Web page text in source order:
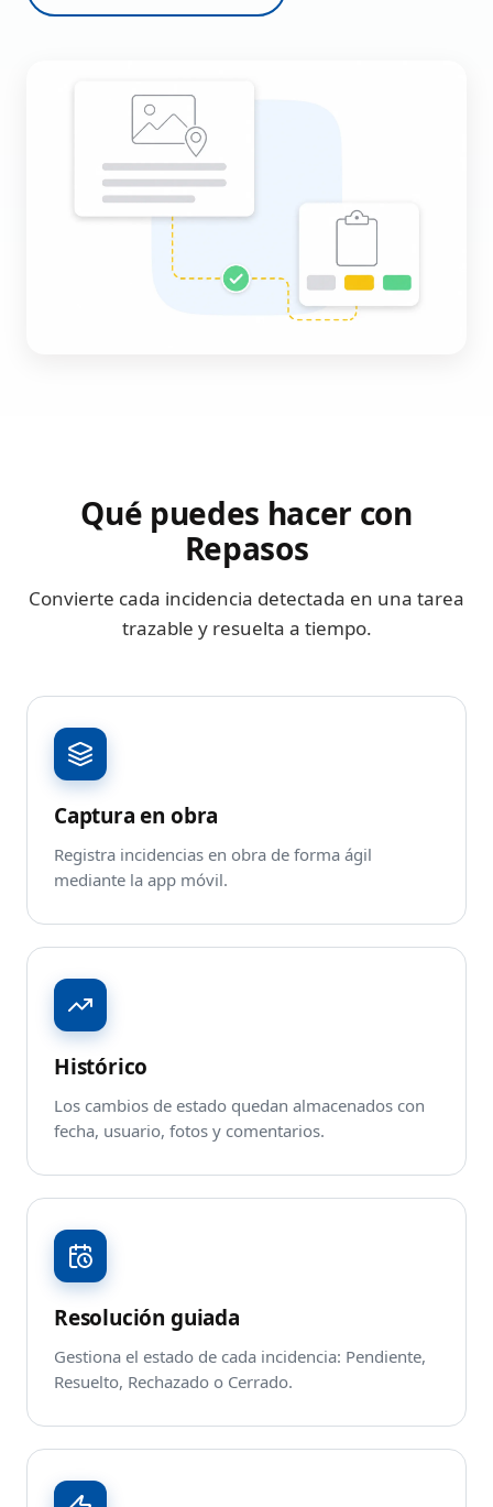
Qué puedes hacer con
Repasos
Convierte cada incidencia detectada en una tarea
trazable y resuelta a tiempo.
Captura en obra
Registra incidencias en obra de forma ágil
mediante la app móvil.
Histórico
Los cambios de estado quedan almacenados con
fecha, usuario, fotos y comentarios.
Resolución guiada
Gestiona el estado de cada incidencia: Pendiente,
Resuelto, Rechazado o Cerrado.